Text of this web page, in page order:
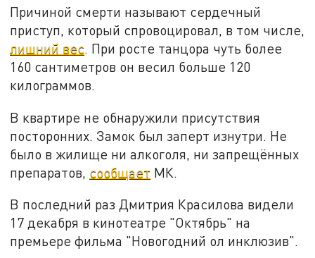
Причиной смерти называют сердечный
приступ, который спровоцировал, в том числе,
лишний вес. При росте танцора чуть более
160 сантиметров он весил больше 120
килограммов.
В квартире не обнаружили присутствия
посторонних. Замок был заперт изнутри. Не
было в жилище ни алкоголя, ни запрещённых
препаратов, сообщает МК.
В последний раз Дмитрия Красилова видели
17 декабря в кинотеатре "Октябрь" на
премьере фильма "Новогодний ол инклюзив".